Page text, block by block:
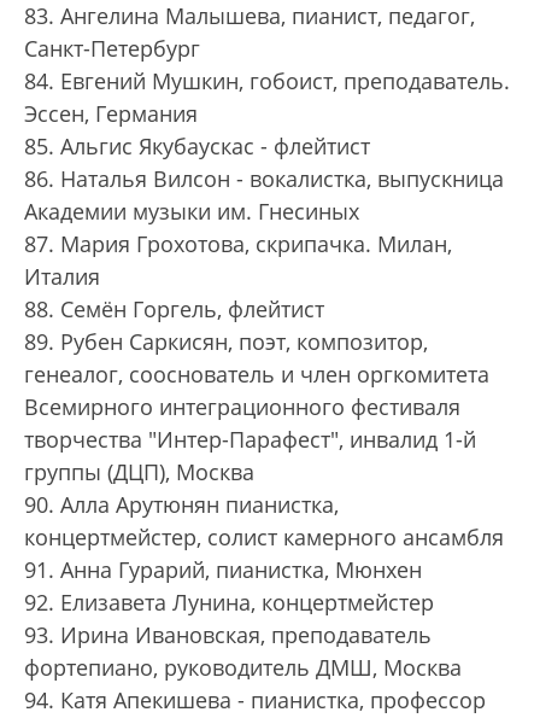
83. Ангелина Малышева, пианист, педагог,
Санкт-Петербург
84. Евгений Мушкин, гобоист, преподаватель.
Эссен, Германия
85. Альгис Якубаускас - флейтист
86. Наталья Вилсон - вокалистка, выпускница
Академии музыки им. Гнесиных
87. Мария Грохотова, скрипачка. Милан,
Италия
88. Семён Горгель, флейтист
89. Рубен Саркисян, поэт, композитор,
генеалог, сооснователь и член оргкомитета
Всемирного интеграционного фестиваля
творчества "Интер-Парафест", инвалид 1-й
группы (ДЦП), Москва
90. Алла Арутюнян пианистка,
концертмейстер, солист камерного ансамбля
91. Анна Гурарий, пианистка, Мюнхен
92. Елизавета Лунина, концертмейстер
93. Ирина Ивановская, преподаватель
фортепиано, руководитель ДМШ, Москва
94. Катя Апекишева - пианистка, профессор